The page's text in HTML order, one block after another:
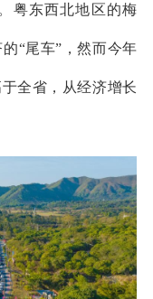
粤东西北地区的梅
“尾车”，然而今年
于全省，从经济增长